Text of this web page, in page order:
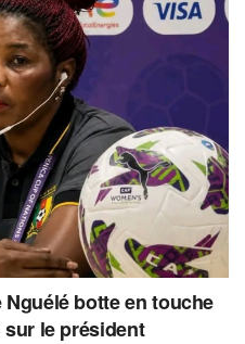
botte en touche
le président